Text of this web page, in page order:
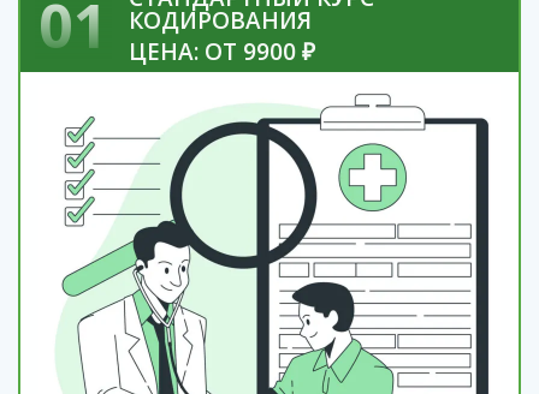
01
КОДИРОВАНИЯ
ЦЕНА: ОТ 9900 ₽